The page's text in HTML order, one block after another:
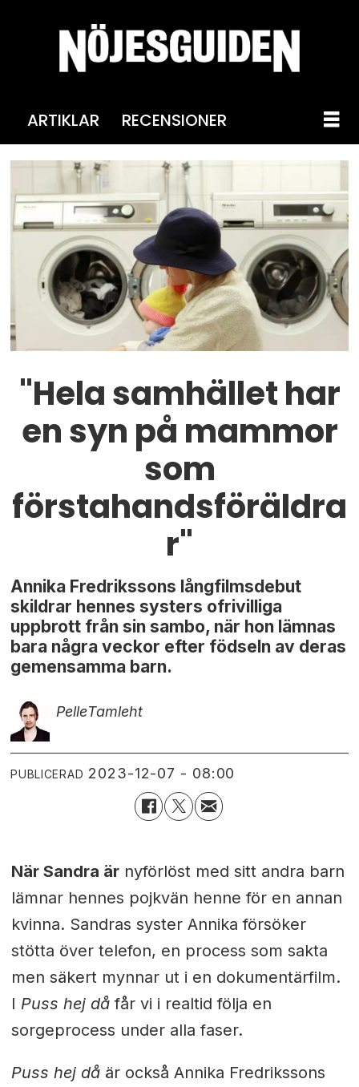
ARTIKLAR RECENSIONER
"Hela samhället har
en syn på mammor
som
förstahandsföräldra
r"
Annika Fredrikssons långfilmsdebut
skildrar hennes systers ofrivilliga
uppbrott från sin sambo, när hon lämnas
bara några veckor efter födseln av deras
gemensamma barn.
PelleTamleht
PUBLICERAD 2023-12-07 - 08:00
När Sandra ärnyförlöst med sitt andra barn
lämnar hennes pojkvän henne för en annan
kvinna. Sandras syster Annika försöker
stötta över telefon, en process som sakta
men säkert mynnar ut i en dokumentärfilm.
I Puss hej dåfår vi i realtid följa en
sorgeprocess under alla faser.
Puss hej dåär också Annika Fredrikssons